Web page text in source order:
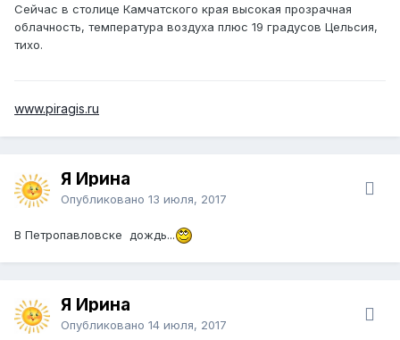
Сейчас в столице Камчатского края высокая прозрачная
облачность, температура воздуха плюс 19 градусов Цельсия,
тихо.
www.piragis.ru
Я Ирина
Опубликовано 13 июля, 2017
В Петропавловске дождь...
Я Ирина
Опубликовано 14 июля, 2017